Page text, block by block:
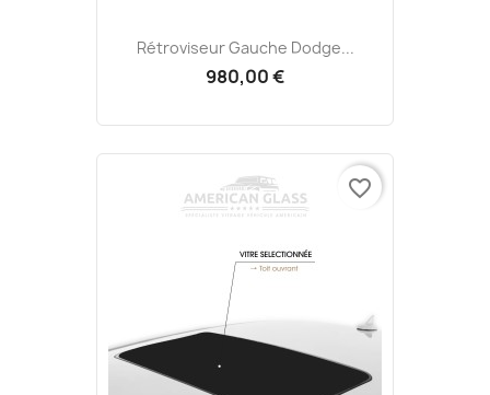
Rétroviseur Gauche Dodge...
980,00 €
favorite_border